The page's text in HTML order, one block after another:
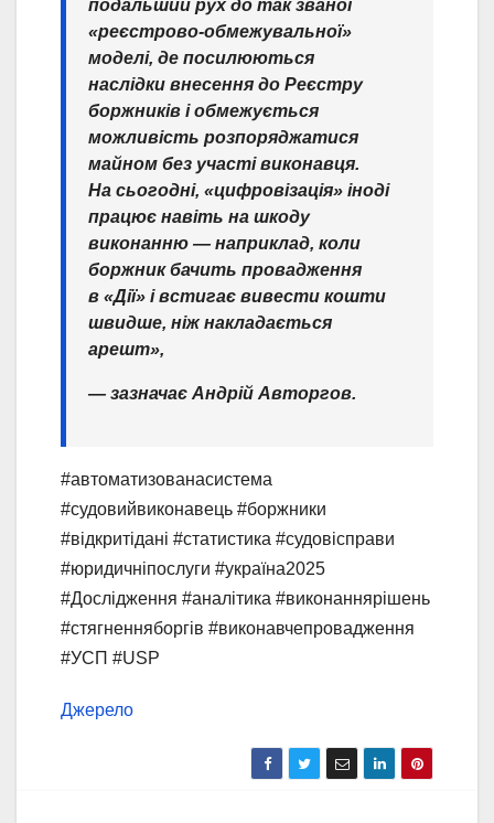
подальший рух до так званої
«реєстрово-обмежувальної»
моделі, де посилюються
наслідки внесення до Реєстру
боржників і обмежується
можливість розпоряджатися
майном без участі виконавця.
На сьогодні, «цифровізація» іноді
працює навіть на шкоду
виконанню — наприклад, коли
боржник бачить провадження
в «Дії» і встигає вивести кошти
швидше, ніж накладається
арешт»,
— зазначає Андрій Авторгов.
#автоматизованасистема
#судовийвиконавець #боржники
#відкритідані #статистика #судовісправи
#юридичніпослуги #україна2025
#Дослідження #аналітика #виконаннярішень
#стягненняборгів #виконавчепровадження
#УСП #USP
Джерело